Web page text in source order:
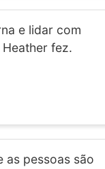
e lidar com
fez.
as pessoas são